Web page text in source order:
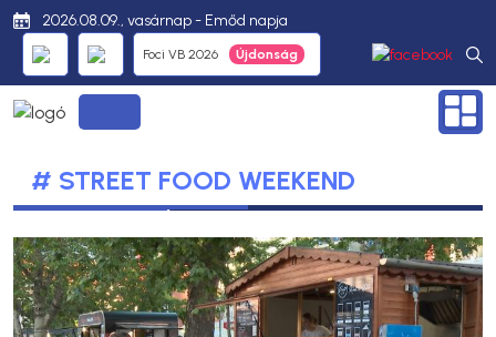
2026.08.09., vasárnap - Emőd napja
Foci VB 2026
# STREET FOOD WEEKEND